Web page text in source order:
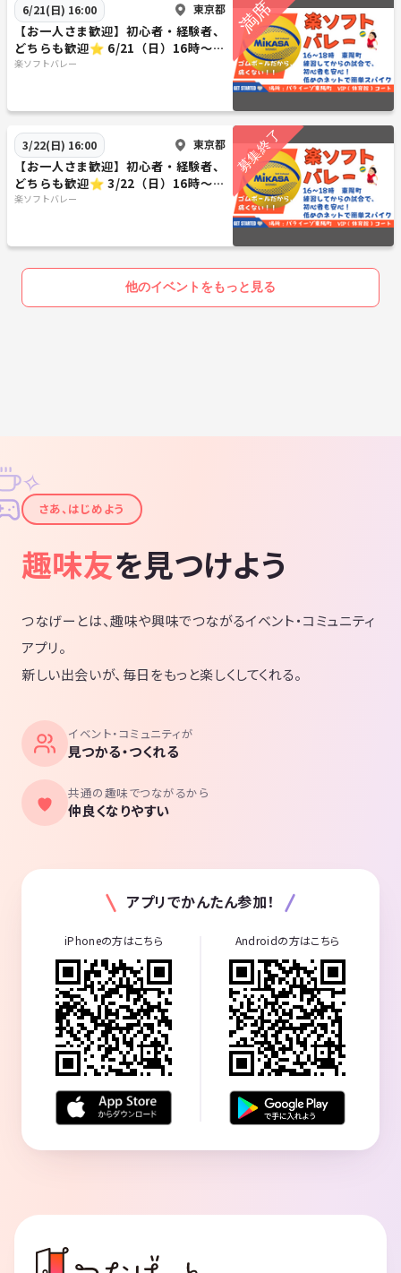
6/21(日) 16:00 東京都
【お一人さま歓迎】初心者・経験者、
どちらも歓迎⭐︎ 6/21（日）16時〜
東陽町で屋内ソフトバレー⭐︎
楽ソフトバレー
3/22(日) 16:00 東京都
【お一人さま歓迎】初心者・経験者、
どちらも歓迎⭐︎ 3/22（日）16時〜
東陽町で屋内ソフトバレー⭐︎
楽ソフトバレー
他のイベントをもっと見る
✦
✧
さあ、はじめよう
趣味友を見つけよう
つなげーとは、趣味や興味でつながるイベント・コミュニティ
アプリ。
新しい出会いが、毎日をもっと楽しくしてくれる。
イベント・コミュニティが
見つかる・つくれる
共通の趣味でつながるから
仲良くなりやすい
アプリでかんたん参加！
iPhoneの方はこちら Androidの方はこちら